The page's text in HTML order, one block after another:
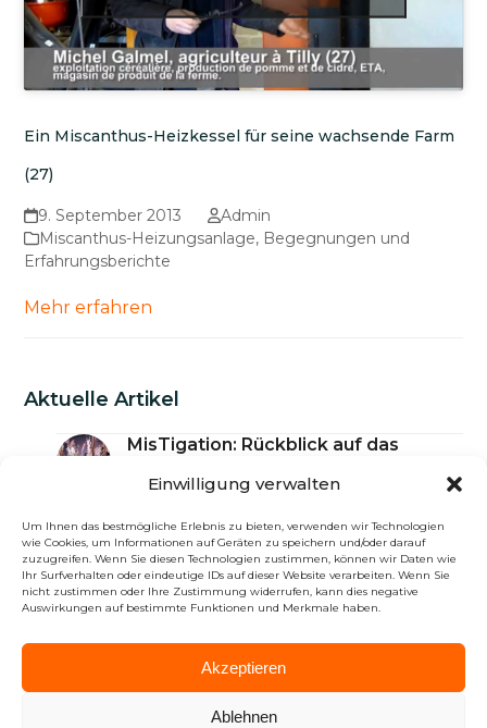
Einwilligung verwalten
Um Ihnen das bestmögliche Erlebnis zu bieten, verwenden wir Technologien
wie Cookies, um Informationen auf Geräten zu speichern und/oder darauf
zuzugreifen. Wenn Sie diesen Technologien zustimmen, können wir Daten wie
Ihr Surfverhalten oder eindeutige IDs auf dieser Website verarbeiten. Wenn Sie
nicht zustimmen oder Ihre Zustimmung widerrufen, kann dies negative
Auswirkungen auf bestimmte Funktionen und Merkmale haben.
Akzeptieren
Ablehnen
Ein Miscanthus-Heizkessel für seine wachsende Farm
(27)
9. September 2013
Admin
Miscanthus-Heizungsanlage, Begegnungen und
Erfahrungsberichte
Mehr erfahren
Aktuelle Artikel
MisTigation: Rückblick auf das
Austausch der Ergebnisse
Miscanthus-Anpflanzungen im
Gebiet von Douarnenez: Teil 2
16. Juli 2026
Neuer Meilenstein am Novabiom-
6. Juli 2026
Miscanthus und Stickstoffdüngung:
neue Erkenntnisse
29. Juni 2026